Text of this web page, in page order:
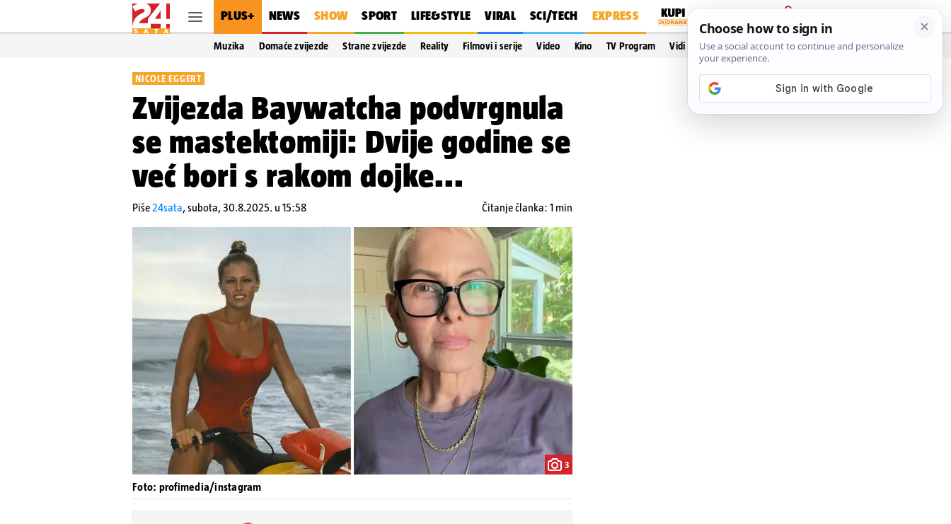
PLUS+ NEWS SHOW SPORT LIFE&STYLE VIRAL SCI/TECH EXPRESS
PRIJAVA
Muzika Domaće zvijezde Strane zvijezde Reality Filmovi i serije Video Kino TV Program Vidi još…
NICOLE EGGERT
Zvijezda Baywatcha podvrgnula
se mastektomiji: Dvije godine se
već bori s rakom dojke...
Piše24sata,subota, 30.8.2025. u 15:58 Čitanje članka: 1 min
3
Foto: profimedia/instagram